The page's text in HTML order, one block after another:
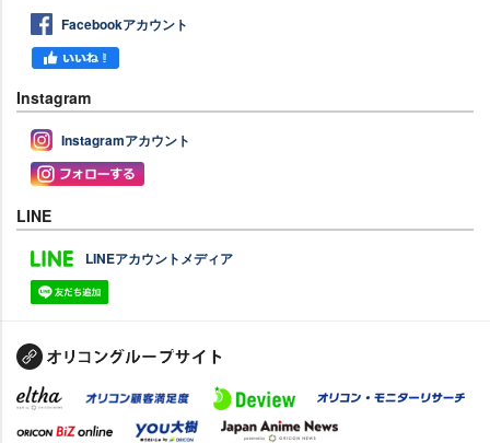
Facebookアカウント
Instagram
Instagramアカウント
LINE
LINEアカウントメディア